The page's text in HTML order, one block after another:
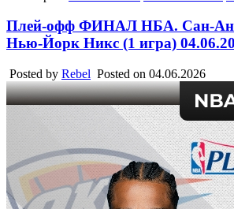
Плей-офф ФИНАЛ НБА. Сан-
Нью-Йорк Никс (1 игра)
Posted by Rebel Posted on 04.06.2026